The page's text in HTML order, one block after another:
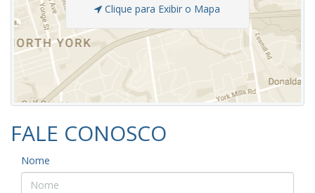
Clique para Exibir o Mapa
FALE CONOSCO
Nome